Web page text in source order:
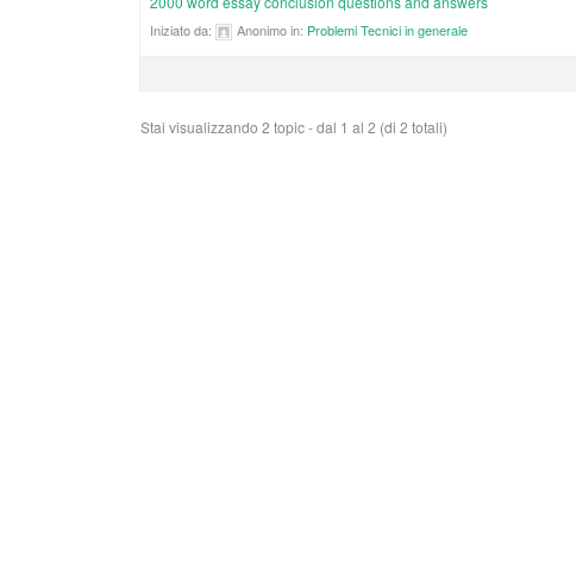
Iniziato da: Anonimoin: Problemi Tecnici in generale
Stai visualizzando 2 topic - dal 1 al 2 (di 2 totali)